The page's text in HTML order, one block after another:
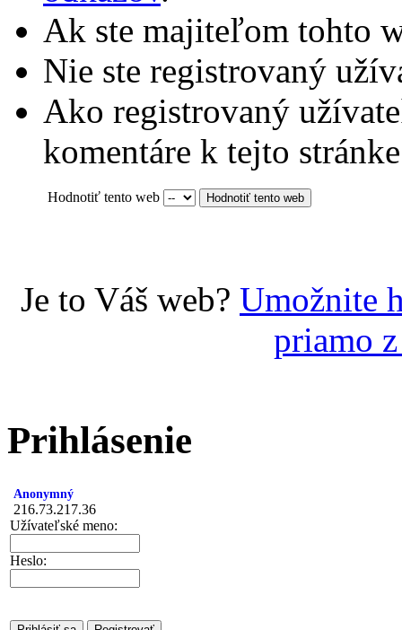
Ak ste majiteľom tohto
Nie ste registrovaný
Ako registrovaný
komentáre k tejto
Hodnotiť tento web
Je to Váš web? Umožnite
priamo
Prihlásenie
Anonymný
216.73.217.36
Užívateľské meno:
Heslo: